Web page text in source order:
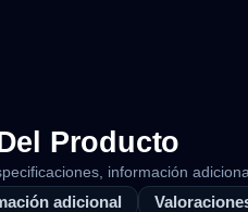
Producto
información
adicional